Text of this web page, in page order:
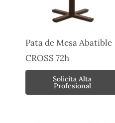
Pata de Mesa Abatible
CROSS 72h
Solicita Alta
Profesional